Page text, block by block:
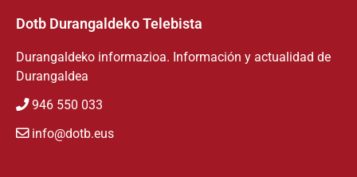
Dotb Durangaldeko Telebista
Durangaldeko informazioa. Información y actualidad de
Durangaldea
946 550 033
info@dotb.eus